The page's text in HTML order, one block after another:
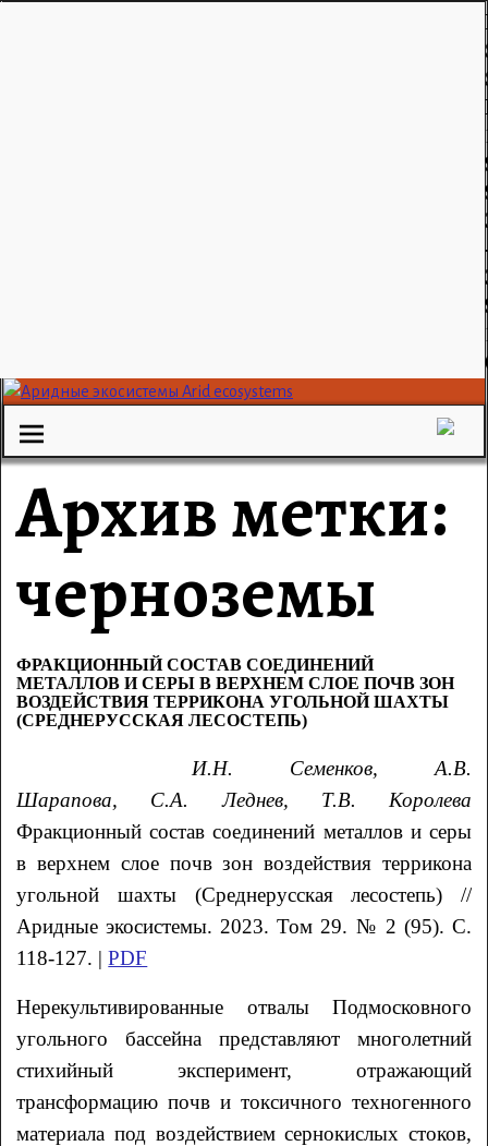
Архив метки:
черноземы
ФРАКЦИОННЫЙ СОСТАВ СОЕДИНЕНИЙ
МЕТАЛЛОВ И СЕРЫ В ВЕРХНЕМ СЛОЕ ПОЧВ ЗОН
ВОЗДЕЙСТВИЯ ТЕРРИКОНА УГОЛЬНОЙ ШАХТЫ
(СРЕДНЕРУССКАЯ ЛЕСОСТЕПЬ)
И.Н. Семенков, А.В.
Шарапова, С.А. Леднев, Т.В. Королева
Фракционный состав соединений металлов и серы
в верхнем слое почв зон воздействия террикона
угольной шахты (Среднерусская лесостепь) //
Аридные экосистемы. 2023. Том 29. № 2 (95). С.
118-127. |PDF
Нерекультивированные отвалы Подмосковного
угольного бассейна представляют многолетний
стихийный эксперимент, отражающий
трансформацию почв и токсичного техногенного
материала под воздействием сернокислых стоков,